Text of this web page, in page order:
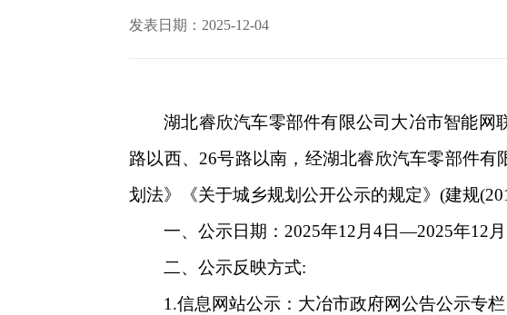
发表日期：2025-12-04
湖北睿欣汽车零部件有限公司大冶市智能网
路以西、26号路以南，经湖北睿欣汽车零部件
划法》《关于城乡规划公开公示的规定》(建规
一、公示日期：2025年12月4日—2025年12月
二、公示反映方式:
1.信息网站公示：大冶市政府网公告公示专栏